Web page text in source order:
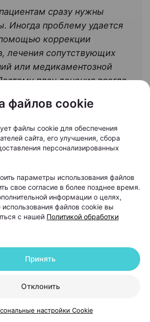
сразу нужны
Иногда проблему удается
коррекции
лечения сопутствующих
или медикаментозной
план лечения всегда
—отмечает Ольга
специалисты советуют не тратить
сначала выяснить причину
От правильного диагноза во
и эффективность дальнейшего
волосы и
остановить этот
обычно звучит одинаково:
файлов cookie
файлы cookie для обеспечения
сайта, его улучшения, сбора
персонализированных
параметры использования файлов
свое согласие в более позднее время.
информации о целях,
файлов cookie вы
с нашей Политикой обработки
Отклонить
Принять
настройки Cookie